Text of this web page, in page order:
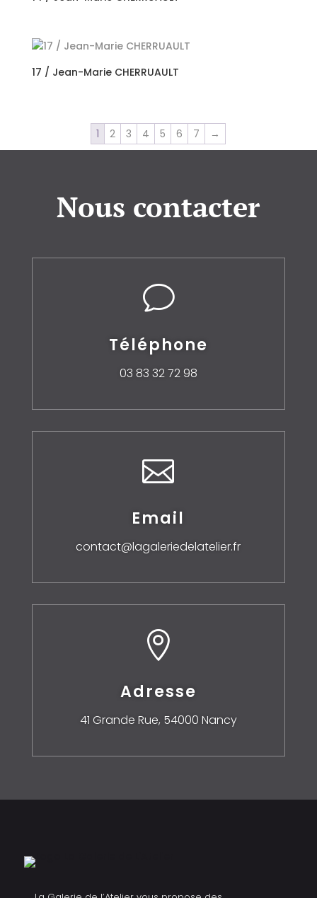
17 / Jean-Marie CHERRUAULT
1 2 3 4 5 6 7 →
Nous contacter
v
Téléphone
03 83 32 72 98

Email
contact@lagaleriedelatelier.fr

Adresse
41 Grande Rue, 54000 Nancy